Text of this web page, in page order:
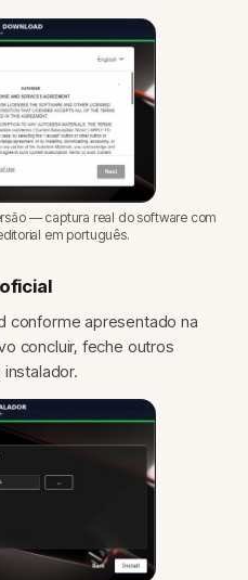
— captura real do software com
em português.
conforme apresentado na
concluir, feche outros